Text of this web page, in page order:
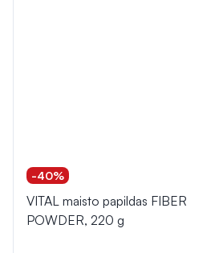
-40%
VITAL maisto papildas FIBER
POWDER, 220 g